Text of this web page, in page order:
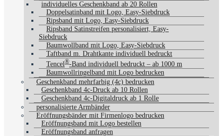
individuelles Geschenkband ab 20 Rollen
Doppelsatinband mit Logo, Easy-Siebdruck
Ripsband mit Logo, Easy-Siebdruck
Ripsband Satinstreifen personalisiert, Easy-
Siebdruck
Baumwollband mit Logo, Easy-Siebdruck
Taftband m. Drahtkante individuell bedruckt
Tencel®-Band individuell bedruckt – ab 1000 m
Baumwollringelband mit Logo bedrucken
Geschenkband mehrfarbig (4c) bedrucken
Geschenkband 4c-Druck ab 10 Rollen
Geschenkband 4c-Digitaldruck ab 1 Rolle
personalisierte Armbänder
Eröffnungsbänder mit Firmenlogo bedrucken
Eröffnungsband mit Logo bestellen
Eröffnungsband anfragen